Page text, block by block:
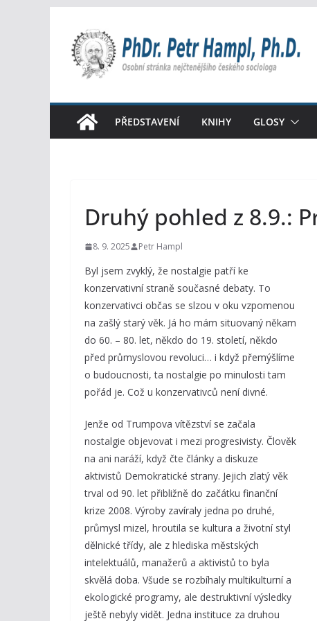
obsah
PŘEDSTAVENÍ KNIHY GLOSY
Druhý pohled z 8.9.:
8. 9. 2025 Petr Hampl
Byl jsem zvyklý, že nostalgie patří ke
konzervativní straně současné debaty. To
konzervativci občas se slzou v oku vzpomenou
na zašlý starý věk. Já ho mám situovaný někam
do 60. – 80. let, někdo do 19. století, někdo
před průmyslovou revoluci… i když přemýšlíme
o budoucnosti, ta nostalgie po minulosti tam
pořád je. Což u konzervativců není divné.
Jenže od Trumpova vítězství se začala
nostalgie objevovat i mezi progresivisty. Člověk
na ani naráží, když čte články a diskuze
aktivistů Demokratické strany. Jejich zlatý věk
trval od 90. let přibližně do začátku finanční
krize 2008. Výroby zavíraly jedna po druhé,
průmysl mizel, hroutila se kultura a životní styl
dělnické třídy, ale z hlediska městských
intelektuálů, manažerů a aktivistů to byla
skvělá doba. Všude se rozbíhaly multikulturní a
ekologické programy, ale destruktivní výsledky
ještě nebyly vidět. Jedna instituce za druhou